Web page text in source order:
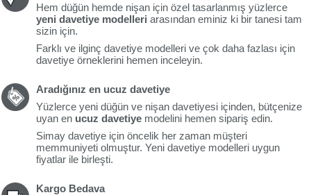
Hem düğün hemde nişan için özel tasarlanmış yüzlerce
yeni davetiye modelleri arasından eminiz ki bir tanesi tam
sizin için.
Farklı ve ilginç davetiye modelleri ve çok daha fazlası için
davetiye örneklerini hemen inceleyin.
Aradığınız en ucuz davetiye
Yüzlerce yeni düğün ve nişan davetiyesi içinden, bütçenize
uyan en ucuz davetiye modelini hemen sipariş edin.
Simay davetiye için öncelik her zaman müşteri
memmuniyeti olmuştur. Yeni davetiye modelleri uygun
fiyatlar ile birleşti.
Kargo Bedava